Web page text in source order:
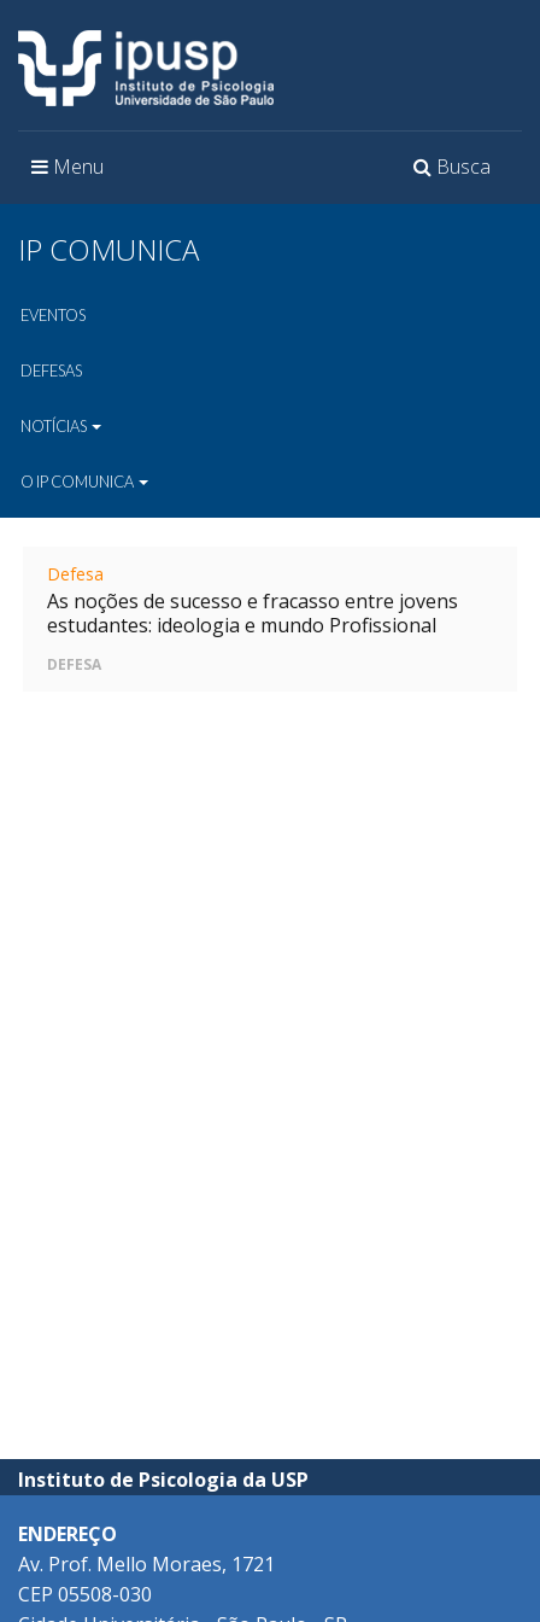
Toggle
Busca
Toggle
Menu
IP COMUNICA
EVENTOS
DEFESAS
NOTÍCIAS
O IP COMUNICA
Defesa
As noções de sucesso e fracasso entre jovens
estudantes: ideologia e mundo Profissional
DEFESA
Instituto de Psicologia da USP
ENDEREÇO
Av. Prof. Mello Moraes, 1721
CEP 05508-030